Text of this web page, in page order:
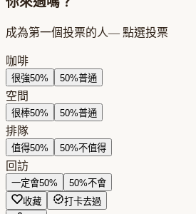
成為第一個投票的人— 點選投票
咖啡
很強50% 50%普通
空間
很棒50% 50%普通
排隊
值得50% 50%不值得
回訪
一定會50% 50%不會
收藏
打卡去過